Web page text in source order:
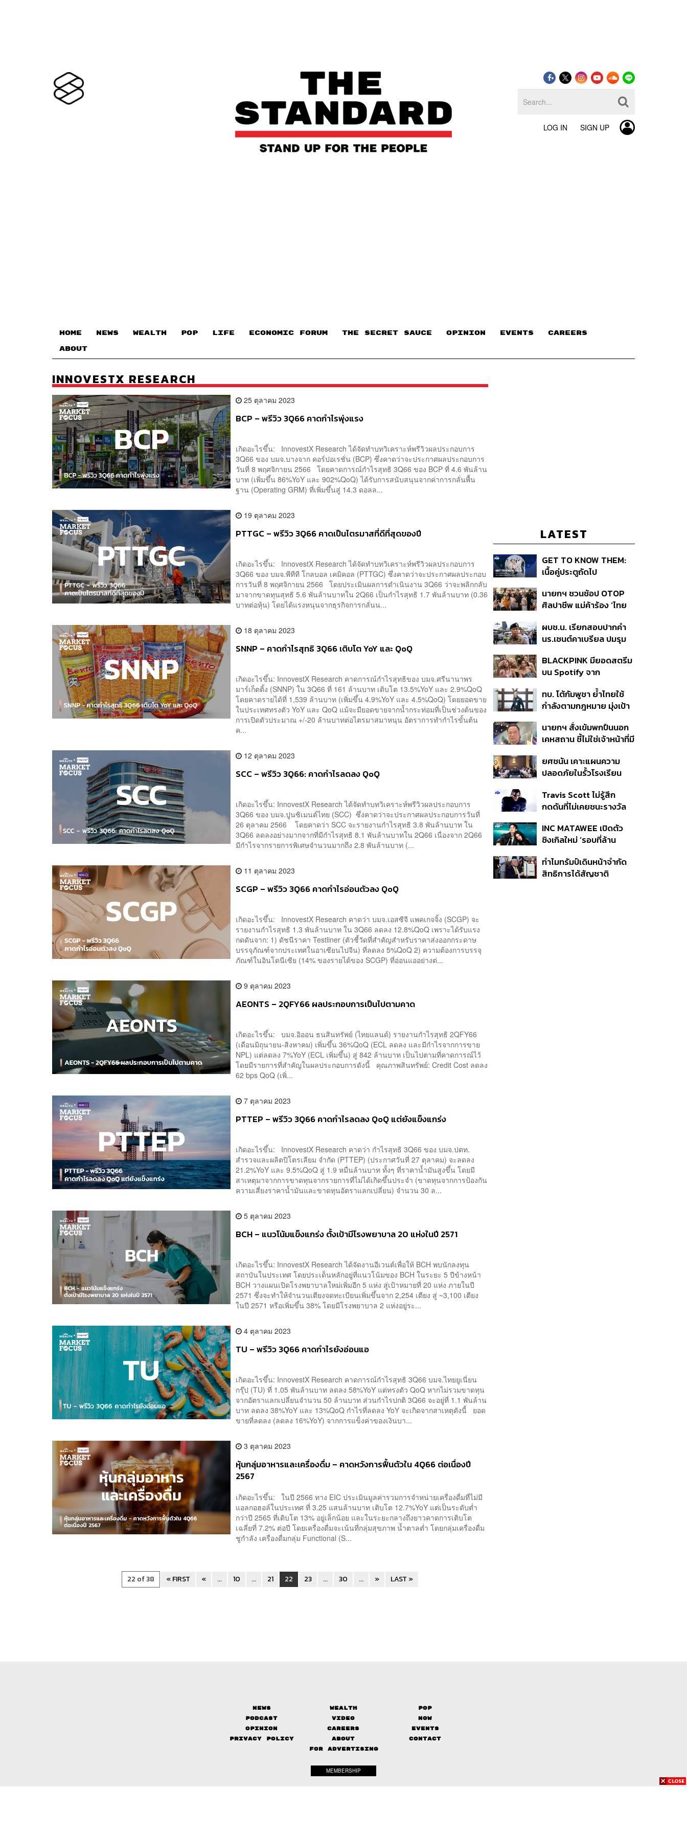
LOG IN SIGN UP
HOME NEWS WEALTH POP LIFE ECONOMIC FORUM THE SECRET SAUCE​ OPINION EVENTS CAREERS
ABOUT
INNOVESTX RESEARCH
25 ตุลาคม 2023
BCP – พรีวิว 3Q66 คาดกำไรพุ่งแรง
เกิดอะไรขึ้น: InnovestX Research ได้จัดทำบทวิเคราะห์พรีวิวผลประกอบการ
3Q66 ของ บมจ.บางจาก คอร์ปอเรชั่น (BCP) ซึ่งคาดว่าจะประกาศผลประกอบการ
วันที่ 8 พฤศจิกายน 2566 โดยคาดการณ์กำไรสุทธิ 3Q66 ของ BCP ที่ 4.6 พันล้าน
บาท (เพิ่มขึ้น 86%YoY และ 902%QoQ) ได้รับการสนับสนุนจากค่าการกลั่นพื้น
ฐาน (Operating GRM) ที่เพิ่มขึ้นสู่ 14.3 ดอลล...
19 ตุลาคม 2023
PTTGC – พรีวิว 3Q66 คาดเป็นไตรมาสที่ดีที่สุดของปี
เกิดอะไรขึ้น: InnovestX Research ได้จัดทำบทวิเคราะห์พรีวิวผลประกอบการ
3Q66 ของ บมจ.พีทีที โกลบอล เคมิคอล (PTTGC) ซึ่งคาดว่าจะประกาศผลประกอบ
การวันที่ 8 พฤศจิกายน 2566 โดยประเมินผลการดำเนินงาน 3Q66 ว่าจะพลิกกลับ
มาจากขาดทุนสุทธิ 5.6 พันล้านบาทใน 2Q66 เป็นกำไรสุทธิ 1.7 พันล้านบาท (0.36
บาทต่อหุ้น) โดยได้แรงหนุนจากธุรกิจการกลั่นน...
18 ตุลาคม 2023
SNNP – คาดกำไรสุทธิ 3Q66 เติบโต YoY และ QoQ
เกิดอะไรขึ้น: InnovestX Research คาดการณ์กำไรสุทธิของ บมจ.ศรีนานาพร
มาร์เก็ตติ้ง (SNNP) ใน 3Q66 ที่ 161 ล้านบาท เติบโต 13.5%YoY และ 2.9%QoQ
โดยคาดรายได้ที่ 1,539 ล้านบาท (เพิ่มขึ้น 4.9%YoY และ 4.5%QoQ) โดยยอดขาย
ในประเทศทรงตัว YoY และ QoQ แม้จะมียอดขายจากน้ำกระท่อมที่เป็นช่วงต้นของ
การเปิดตัวประมาณ +/-20 ล้านบาทต่อไตรมาสมาหนุน อัตราการทำกำไรขั้นต้น
ค...
12 ตุลาคม 2023
SCC – พรีวิว 3Q66: คาดกำไรลดลง QoQ
เกิดอะไรขึ้น: InnovestX Research ได้จัดทำบทวิเคราะห์พรีวิวผลประกอบการ
3Q66 ของ บมจ.ปูนซิเมนต์ไทย (SCC) ซึ่งคาดว่าจะประกาศผลประกอบการวันที่
26 ตุลาคม 2566 โดยคาดว่า SCC จะรายงานกำไรสุทธิ 3.8 พันล้านบาท ใน
3Q66 ลดลงอย่างมากจากที่มีกำไรสุทธิ 8.1 พันล้านบาทใน 2Q66 เนื่องจาก 2Q66
มีกำไรจากรายการพิเศษจำนวนมากถึง 2.8 พันล้านบาท (...
11 ตุลาคม 2023
SCGP – พรีวิว 3Q66 คาดกำไรอ่อนตัวลง QoQ
เกิดอะไรขึ้น: InnovestX Research คาดว่า บมจ.เอสซีจี แพคเกจจิ้ง (SCGP) จะ
รายงานกำไรสุทธิ 1.3 พันล้านบาท ใน 3Q66 ลดลง 12.8%QoQ เพราะได้รับแรง
กดดันจาก: 1) ดัชนีราคา Testliner (ตัวชี้วัดที่สำคัญสำหรับราคาส่งออกกระดาษ
บรรจุภัณฑ์จากประเทศในอาเซียนไปจีน) ที่ลดลง 5%QoQ 2) ความต้องการบรรจุ
ภัณฑ์ในอินโดนีเซีย (14% ของรายได้ของ SCGP) ที่อ่อนแออย่างต่...
9 ตุลาคม 2023
AEONTS – 2QFY66 ผลประกอบการเป็นไปตามคาด
เกิดอะไรขึ้น: บมจ.อิออน ธนสินทรัพย์ (ไทยแลนด์) รายงานกำไรสุทธิ 2QFY66
(เดือนมิถุนายน-สิงหาคม) เพิ่มขึ้น 36%QoQ (ECL ลดลง และมีกำไรจากการขาย
NPL) แต่ลดลง 7%YoY (ECL เพิ่มขึ้น) สู่ 842 ล้านบาท เป็นไปตามที่คาดการณ์ไว้
โดยมีรายการที่สำคัญในผลประกอบการดังนี้ คุณภาพสินทรัพย์: Credit Cost ลดลง
62 bps QoQ (เพิ่...
7 ตุลาคม 2023
PTTEP – พรีวิว 3Q66 คาดกำไรลดลง QoQ แต่ยังแข็งแกร่ง
เกิดอะไรขึ้น: InnovestX Research คาดว่า กำไรสุทธิ 3Q66 ของ บมจ.ปตท.
สำรวจและผลิตปิโตรเลียม จำกัด (PTTEP) (ประกาศวันที่ 27 ตุลาคม) จะลดลง
21.2%YoY และ 9.5%QoQ สู่ 1.9 หมื่นล้านบาท ทั้งๆ ที่ราคาน้ำมันสูงขึ้น โดยมี
สาเหตุมาจากการขาดทุนจากรายการที่ไม่ได้เกิดขึ้นประจำ (ขาดทุนจากการป้องกัน
ความเสี่ยงราคาน้ำมันและขาดทุนอัตราแลกเปลี่ยน) จำนวน 30 ล...
5 ตุลาคม 2023
BCH – แนวโน้มแข็งแกร่ง ตั้งเป้ามีโรงพยาบาล 20 แห่งในปี 2571
เกิดอะไรขึ้น: InnovestX Research ได้จัดงานอีเวนต์เพื่อให้ BCH พบนักลงทุน
สถาบันในประเทศ โดยประเด็นหลักอยู่ที่แนวโน้มของ BCH ในระยะ 5 ปีข้างหน้า
BCH วางแผนเปิดโรงพยาบาลใหม่เพิ่มอีก 5 แห่ง สู่เป้าหมายที่ 20 แห่ง ภายในปี
2571 ซึ่งจะทำให้จำนวนเตียงจดทะเบียนเพิ่มขึ้นจาก 2,254 เตียง สู่ ~3,100 เตียง
ในปี 2571 หรือเพิ่มขึ้น 38% โดยมีโรงพยาบาล 2 แห่งอยู่ระ...
4 ตุลาคม 2023
TU – พรีวิว 3Q66 คาดกำไรยังอ่อนแอ
เกิดอะไรขึ้น: InnovestX Research คาดการณ์กำไรสุทธิ 3Q66 บมจ.ไทยยูเนี่ยน
กรุ๊ป (TU) ที่ 1.05 พันล้านบาท ลดลง 58%YoY แต่ทรงตัว QoQ หากไม่รวมขาดทุน
จากอัตราแลกเปลี่ยนจำนวน 50 ล้านบาท ส่วนกำไรปกติ 3Q66 จะอยู่ที่ 1.1 พันล้าน
บาท ลดลง 38%YoY และ 13%QoQ กำไรที่ลดลง YoY จะเกิดจากสาเหตุดังนี้ ยอด
ขายที่ลดลง (ลดลง 16%YoY) จากการแข็งค่าของเงินบา...
3 ตุลาคม 2023
หุ้นกลุ่มอาหารและเครื่องดื่ม – คาดหวังการฟื้นตัวใน 4Q66 ต่อเนื่องปี
2567
เกิดอะไรขึ้น: ในปี 2566 ทาง EIC ประเมินมูลค่ารวมการจำหน่ายเครื่องดื่มที่ไม่มี
แอลกอฮอล์ในประเทศ ที่ 3.25 แสนล้านบาท เติบโต 12.7%YoY แต่เป็นระดับต่ำ
กว่าปี 2565 ที่เติบโต 13% อยู่เล็กน้อย และในระยะกลางถึงยาวคาดการเติบโต
เฉลี่ยที่ 7.2% ต่อปี โดยเครื่องดื่มจะเน้นที่กลุ่มสุขภาพ น้ำตาลต่ำ โดยกลุ่มเครื่องดื่ม
ชูกำลัง เครื่องดื่มกลุ่ม Functional (S...
22 of 38 « FIRST « ... 10 ... 21 22 23 ... 30 ... » LAST »
LATEST
GET TO KNOW THEM:
เนื้อคู่ประตูถัดไป
นายกฯ ชวนช้อป OTOP
ศิลปาชีพ แม่ค้าร้อง ‘ไทย
ถามมีต่อไหม นายกฯ ตอบ
‘เดี๋ยวจะพยายาม’
ผบช.น. เรียกสอบปากคำ
นร.เซนต์คาเบรียล ปมรุม
ดำเนินคดีแล้ว
BLACKPINK มียอดสตรีม
บน Spotify จาก
ครั้ง ตลอด 10 ปีที่ผ่านมา
ทบ. โต้กัมพูชา ย้ำไทยใช้
กำลังตามกฎหมาย มุ่งเป้า
หายไทยไม่อาจลบด้วย
ข้อมูลบิดเบือน
นายกฯ สั่งเข้มพกปืนนอก
เคหสถาน ชี้ไม่ใช่เจ้าหน้าที่มี
ก่อเหตุ เจ้าของร่วมรับผิด
ยศชนัน เคาะแผนความ
ปลอดภัยในรั้วโรงเรียน
ดูแล-คุมเข้มคัดกรองสิ่ง
ผิดกฎหมาย
Travis Scott ไม่รู้สึก
กดดันที่ไม่เคยชนะรางวัล
แล้ว 10 ครั้ง
INC MATAWEE เปิดตัว
ซิงเกิลใหม่ ‘รอบที่ล้าน
มาแสดงในมิวสิกวิดีโอ
ทำไมทรัมป์เดินหน้าจำกัด
สิทธิการได้สัญชาติ
News Wealth
Pop
Podcast
Video
Now
Opinion
Careers
Events
Privacy Policy
About
Contact
FOR ADVERTISING
MEMBERSHIP